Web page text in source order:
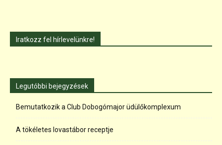
Iratkozz fel hírlevelünkre!
Legutóbbi bejegyzések
Bemutatkozik a Club Dobogómajor üdülőkomplexum
A tökéletes lovastábor receptje